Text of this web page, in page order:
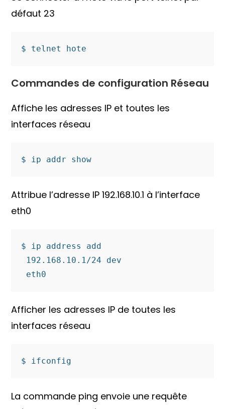
défaut 23
$ telnet hote
Commandes de configuration Réseau
Affiche les adresses IP et toutes les
interfaces réseau
$ ip addr show
Attribue l’adresse IP 192.168.10.1 à l’interface
eth0
$ ip address add
eth0
Afficher les adresses IP de toutes les
interfaces réseau
$ ifconfig
La commande ping envoie une requête